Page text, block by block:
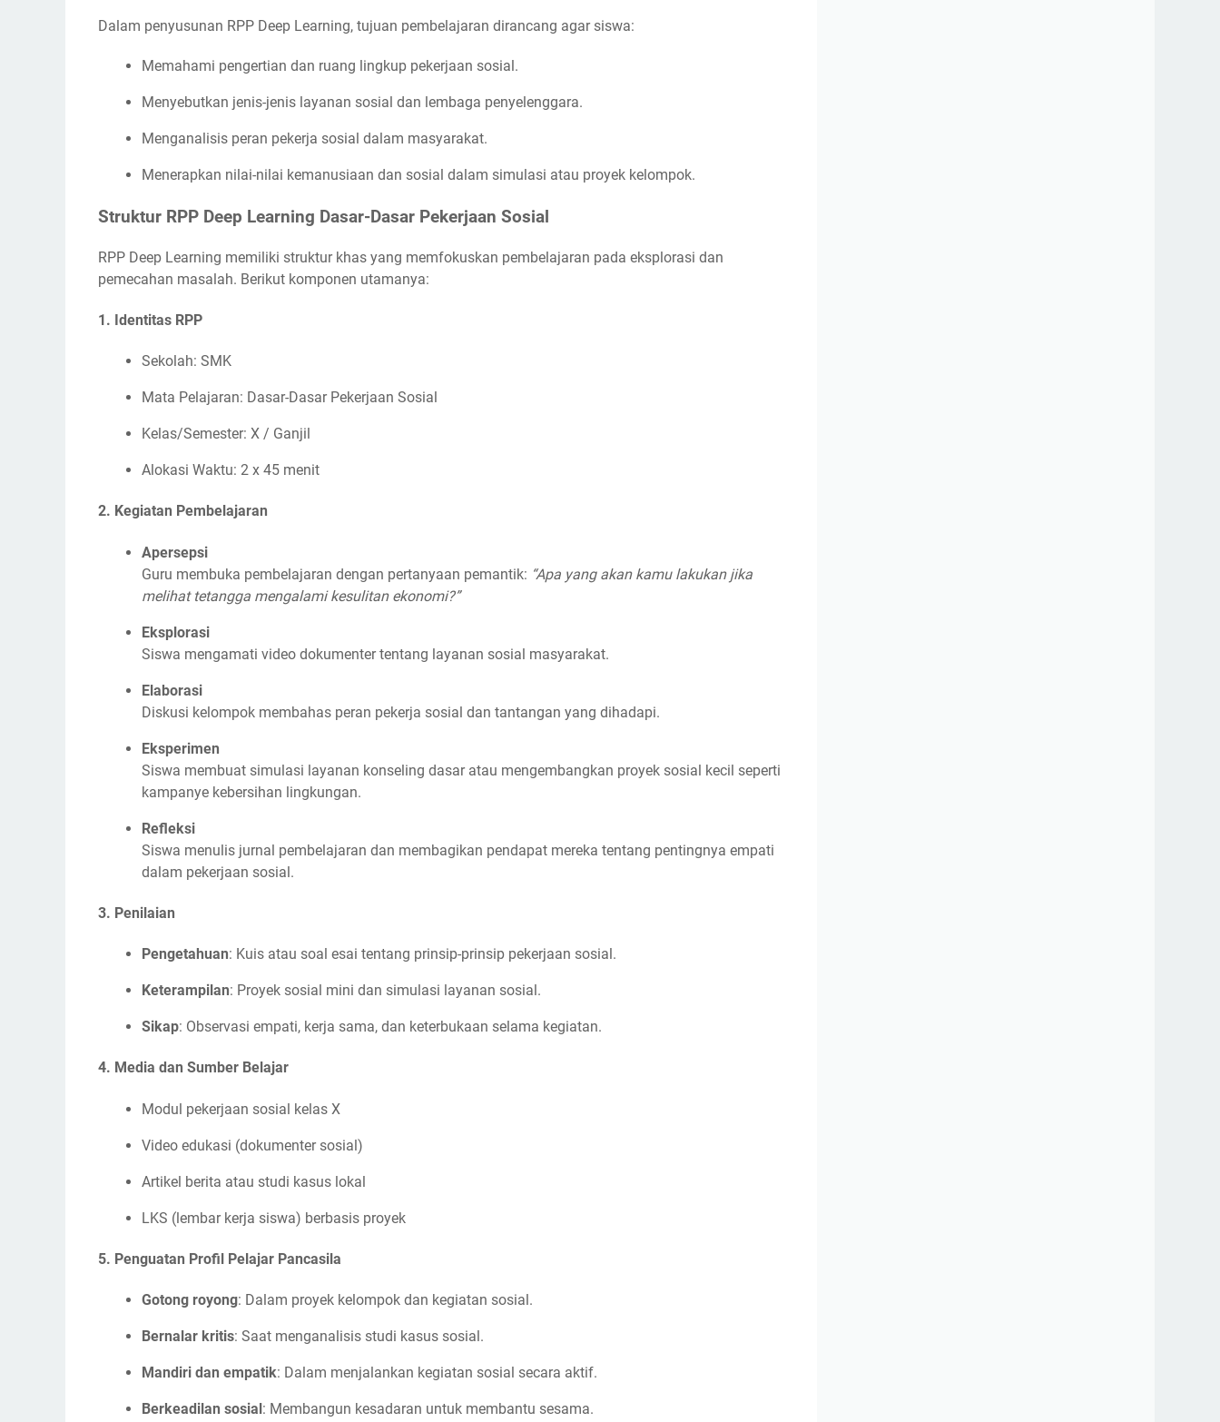
Dalam penyusunan RPP Deep Learning, tujuan pembelajaran dirancang agar siswa:
Memahami pengertian dan ruang lingkup pekerjaan sosial.
Menyebutkan jenis-jenis layanan sosial dan lembaga penyelenggara.
Menganalisis peran pekerja sosial dalam masyarakat.
Menerapkan nilai-nilai kemanusiaan dan sosial dalam simulasi atau proyek kelompok.
Struktur RPP Deep Learning Dasar-Dasar Pekerjaan Sosial
RPP Deep Learning memiliki struktur khas yang memfokuskan pembelajaran pada eksplorasi dan
pemecahan masalah. Berikut komponen utamanya:
1. Identitas RPP
Sekolah: SMK
Mata Pelajaran: Dasar-Dasar Pekerjaan Sosial
Kelas/Semester: X / Ganjil
Alokasi Waktu: 2 x 45 menit
2. Kegiatan Pembelajaran
Apersepsi
Guru membuka pembelajaran dengan pertanyaan pemantik: “Apa yang akan kamu lakukan jika
melihat tetangga mengalami kesulitan ekonomi?”
Eksplorasi
Siswa mengamati video dokumenter tentang layanan sosial masyarakat.
Elaborasi
Diskusi kelompok membahas peran pekerja sosial dan tantangan yang dihadapi.
Eksperimen
Siswa membuat simulasi layanan konseling dasar atau mengembangkan proyek sosial kecil seperti
kampanye kebersihan lingkungan.
Refleksi
Siswa menulis jurnal pembelajaran dan membagikan pendapat mereka tentang pentingnya empati
dalam pekerjaan sosial.
3. Penilaian
Pengetahuan: Kuis atau soal esai tentang prinsip-prinsip pekerjaan sosial.
Keterampilan: Proyek sosial mini dan simulasi layanan sosial.
Sikap: Observasi empati, kerja sama, dan keterbukaan selama kegiatan.
4. Media dan Sumber Belajar
Modul pekerjaan sosial kelas X
Video edukasi (dokumenter sosial)
Artikel berita atau studi kasus lokal
LKS (lembar kerja siswa) berbasis proyek
5. Penguatan Profil Pelajar Pancasila
Gotong royong: Dalam proyek kelompok dan kegiatan sosial.
Bernalar kritis: Saat menganalisis studi kasus sosial.
Mandiri dan empatik: Dalam menjalankan kegiatan sosial secara aktif.
Berkeadilan sosial : Membangun kesadaran untuk membantu sesama.